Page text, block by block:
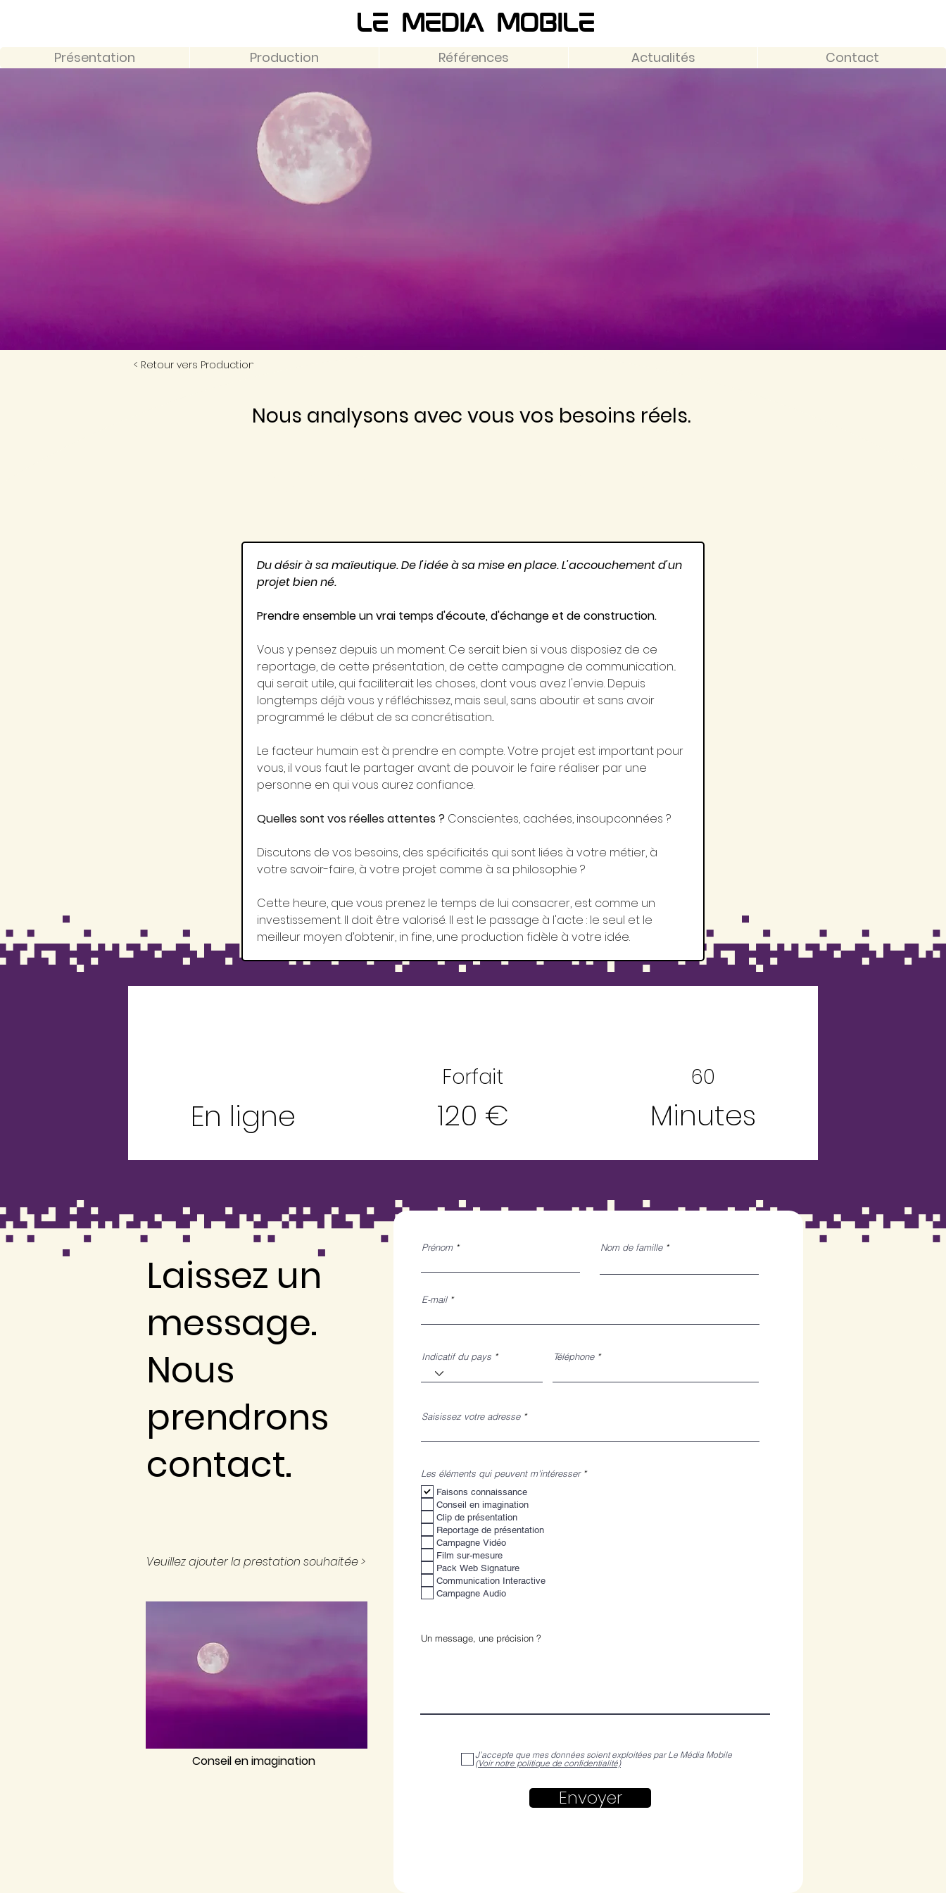
Le Media Mobile
Présentation Production Références Actualités Contact
< Retour vers Production
Nous analysons avec vous vos besoins réels.
Du désir à sa maïeutique. De l'idée à sa mise en place. L'accouchement d'un
projet bien né.
Prendre ensemble un vrai temps d'écoute, d'échange et de construction.
Vous y pensez depuis un moment. Ce serait bien si vous disposiez de ce
reportage, de cette présentation, de cette campagne de communication...
qui serait utile, qui faciliterait les choses, dont vous avez l'envie. Depuis
longtemps déjà vous y réfléchissez, mais seul, sans aboutir et sans avoir
programmé le début de sa concrétisation...
Le facteur humain est à prendre en compte. Votre projet est important pour
vous, il vous faut le partager avant de pouvoir le faire réaliser par une
personne en qui vous aurez confiance.
Quelles sont vos réelles attentes ? Conscientes, cachées, insoupconnées ?
Discutons de vos besoins, des spécificités qui sont liées à votre métier, à
votre savoir-faire, à votre projet comme à sa philosophie ?
Cette heure, que vous prenez le temps de lui consacrer, est comme un
investissement. Il doit être valorisé. Il est le passage à l'acte : le seul et le
meilleur moyen d’obtenir, in fine, une production fidèle à votre idée.
En ligne
Forfait
120 €
60
Minutes
Laissez un
message.
Nous
prendrons
contact.
Veuillez ajouter la prestation souhaitée >
Conseil en imagination
Prénom Nom de famille
E-mail
Indicatif du pays Téléphone
Saisissez votre adresse
Les éléments qui peuvent m'intéresser *O
Faisons connaissance
Conseil en imagination
Clip de présentation
Reportage de présentation
Campagne Vidéo
Film sur-mesure
Pack Web Signature
Communication Interactive
Campagne Audio
J’accepte que mes données soient exploitées par Le Média Mobile
(Voir notre politique de confidentialité)
Envoyer